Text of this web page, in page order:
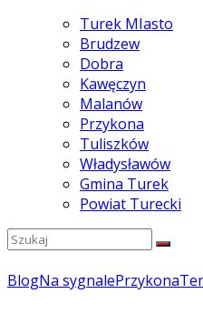
Turek MIasto
Brudzew
Dobra
Kawęczyn
Malanów
Przykona
Tuliszków
Władysławów
Gmina Turek
Powiat Turecki
BlogNa sygnalePrzykona